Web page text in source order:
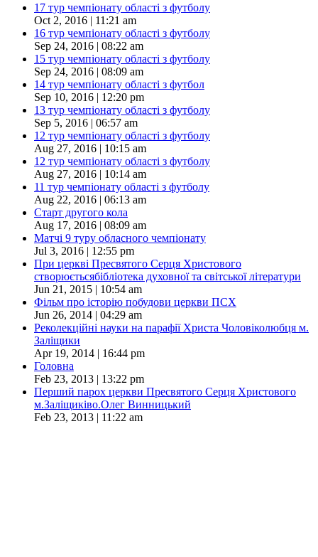
17 тур чемпіонату області з футболу
Oct 2, 2016 | 11:21 am
16 тур чемпіонату області з футболу
Sep 24, 2016 | 08:22 am
15 тур чемпіонату області з футболу
Sep 24, 2016 | 08:09 am
14 тур чемпіонату області з футбол
Sep 10, 2016 | 12:20 pm
13 тур чемпіонату області з футболу
Sep 5, 2016 | 06:57 am
12 тур чемпіонату області з футболу
Aug 27, 2016 | 10:15 am
12 тур чемпіонату області з футболу
Aug 27, 2016 | 10:14 am
11 тур чемпіонату області з футболу
Aug 22, 2016 | 06:13 am
Старт другого кола
Aug 17, 2016 | 08:09 am
Матчі 9 туру обласного чемпіонату
Jul 3, 2016 | 12:55 pm
При церкві Пресвятого Серця Христового
створюєтьсябібліотека духовної та світської літератури
Jun 21, 2015 | 10:54 am
Фільм про історію побудови церкви ПСХ
Jun 26, 2014 | 04:29 am
Реколекційні науки на парафії Христа Чоловіколюбця м.
Заліщики
Apr 19, 2014 | 16:44 pm
Головна
Feb 23, 2013 | 13:22 pm
Перший парох церкви Пресвятого Серця Христового
м.Заліщиківо.Олег Винницький
Feb 23, 2013 | 11:22 am